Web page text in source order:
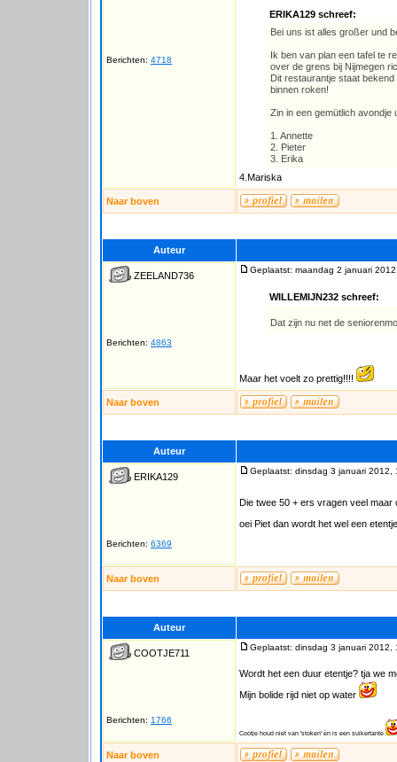
Berichten: 4718
ERIKA129 schreef:
Bei uns ist alles großer und
Ik ben van plan een tafel te
over de grens bij Nijmegen
Dit restaurantje staat
binnen roken!
Zin in een gemütlich avondje
1. Annette
2. Pieter
3. Erika
4.Mariska
Naar boven
Auteur
ZEELAND736
Berichten: 4863
Geplaatst: maandag 2 januari
WILLEMIJN232 schreef:
Dat zijn nu net de
Maar het voelt zo prettig!!!!
Naar boven
Auteur
ERIKA129
Berichten: 6369
Geplaatst: dinsdag 3 januari 2012,
Die twee 50 + ers vragen veel
oei Piet dan wordt het wel een
Naar boven
Auteur
COOTJE711
Berichten: 1766
Geplaatst: dinsdag 3 januari 2012,
Wordt het een duur etentje? tja we
Mijn bolide rijd niet op water
Cootje houd niet van 'stoken' èn is een suikertante
Naar boven